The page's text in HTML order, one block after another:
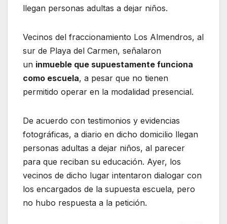
llegan personas adultas a dejar niños.
Vecinos del fraccionamiento Los Almendros, al
sur de Playa del Carmen, señalaron
un inmueble que supuestamente funciona
como escuela, a pesar que no tienen
permitido operar en la modalidad presencial.
De acuerdo con testimonios y evidencias
fotográficas, a diario en dicho domicilio llegan
personas adultas a dejar niños, al parecer
para que reciban su educación. Ayer, los
vecinos de dicho lugar intentaron dialogar con
los encargados de la supuesta escuela, pero
no hubo respuesta a la petición.